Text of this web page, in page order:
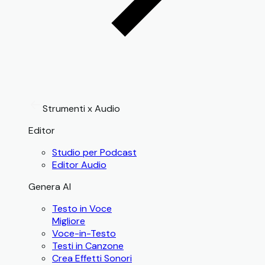
Strumenti x Audio
Editor
Studio per Podcast
Editor Audio
Genera AI
Testo in Voce
Migliore
Voce-in-Testo
Testi in Canzone
Crea Effetti Sonori